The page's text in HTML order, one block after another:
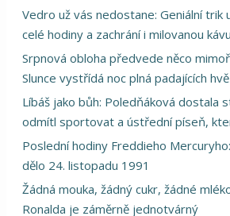
Vedro už vás nedostane: Geniální trik
celé hodiny a zachrání i milovanou kávu
Srpnová obloha předvede něco
Slunce vystřídá noc plná padajících
Líbáš jako bůh: Poledňáková dostala
odmítl sportovat a ústřední píseň,
Poslední hodiny Freddieho
dělo 24. listopadu 1991
Žádná mouka, žádný cukr, žádné
Ronalda je záměrně jednotvárný